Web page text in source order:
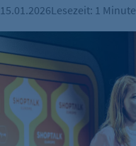
15.01.2026Lesezeit: 1 Minute